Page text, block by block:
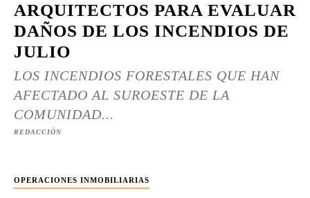
ARQUITECTOS PARA EVALUAR
DAÑOS DE LOS INCENDIOS DE
JULIO
LOS INCENDIOS FORESTALES QUE HAN
AFECTADO AL SUROESTE DE LA
COMUNIDAD...
REDACCIÓN
OPERACIONES INMOBILIARIAS